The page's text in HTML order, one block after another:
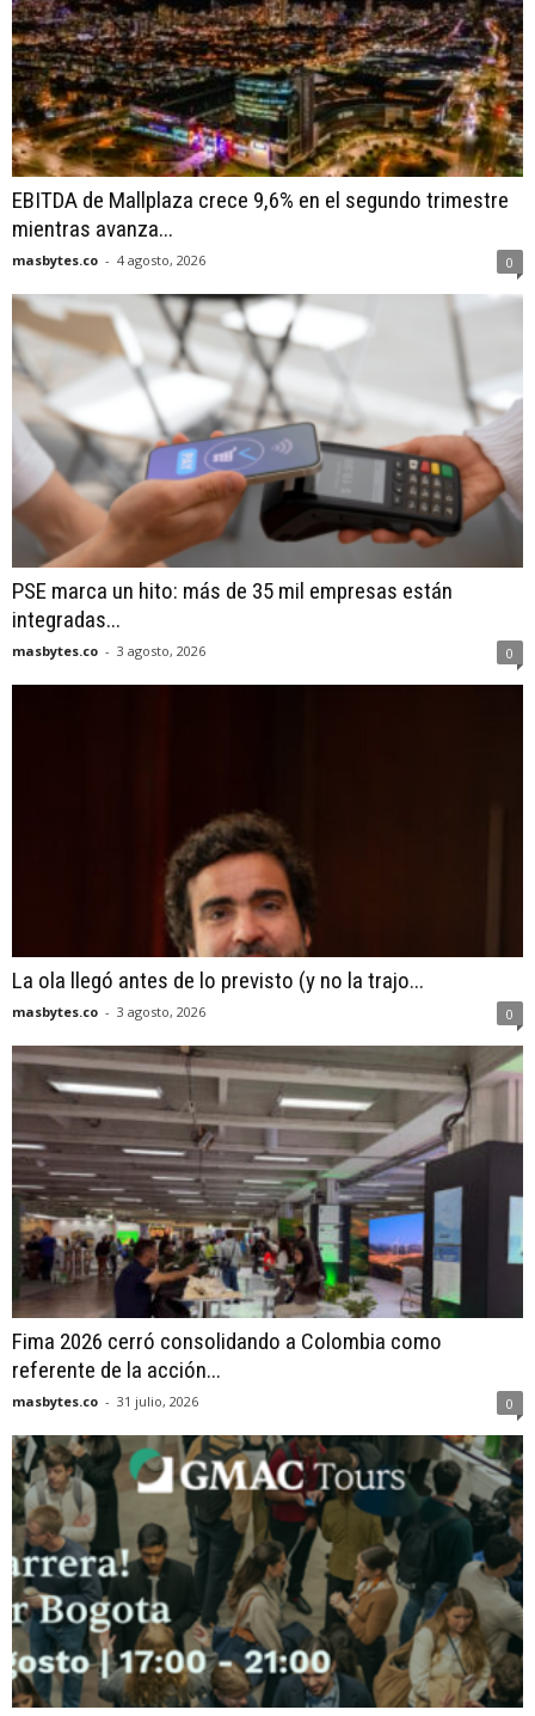
EBITDA de Mallplaza crece 9,6% en el segundo trimestre
mientras avanza...
masbytes.co - 4 agosto, 2026 0
PSE marca un hito: más de 35 mil empresas están
integradas...
masbytes.co - 3 agosto, 2026 0
La ola llegó antes de lo previsto (y no la trajo...
masbytes.co - 3 agosto, 2026 0
Fima 2026 cerró consolidando a Colombia como
referente de la acción...
masbytes.co - 31 julio, 2026 0